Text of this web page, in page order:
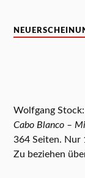
Wolfgang Stock:
Cabo Blanco –
364 Seiten. Nur
Zu beziehen